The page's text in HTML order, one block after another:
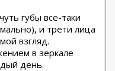
губы все-таки
и трети лица
взгляд.
в зеркале
день.